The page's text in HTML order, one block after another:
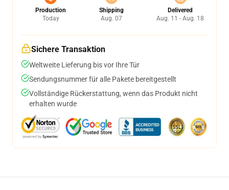
Production
Today
Shipping
Aug. 07
Delivered
Aug. 11 - Aug. 18
Sichere Transaktion
Weltweite Lieferung bis vor Ihre Tür
Sendungsnummer für alle Pakete bereitgestellt
Vollständige Rückerstattung, wenn das Produkt nicht
erhalten wurde